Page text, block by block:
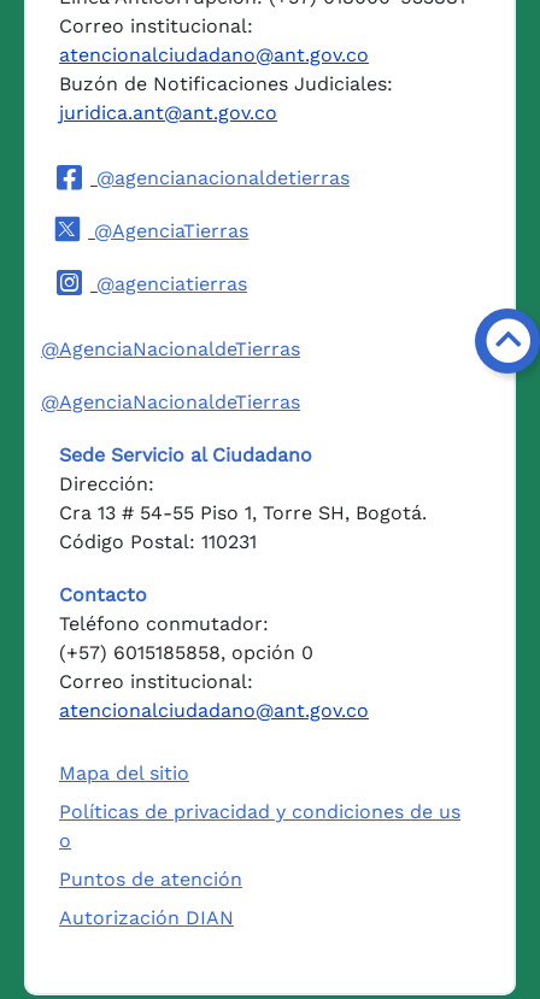
Correo institucional:
atencionalciudadano@ant.gov.co
Buzón de Notificaciones Judiciales:
juridica.ant@ant.gov.co
@agencianacionaldetierras
@AgenciaTierras
@agenciatierras
@AgenciaNacionaldeTierras
@AgenciaNacionaldeTierras
Sede Servicio al Ciudadano
Dirección:
Cra 13 # 54-55 Piso 1, Torre SH, Bogotá.
Código Postal: 110231
Contacto
Teléfono conmutador:
(+57) 6015185858, opción 0
Correo institucional:
atencionalciudadano@ant.gov.co
Mapa del sitio
Políticas de privacidad y condiciones de us
o
Puntos de atención
Autorización DIAN